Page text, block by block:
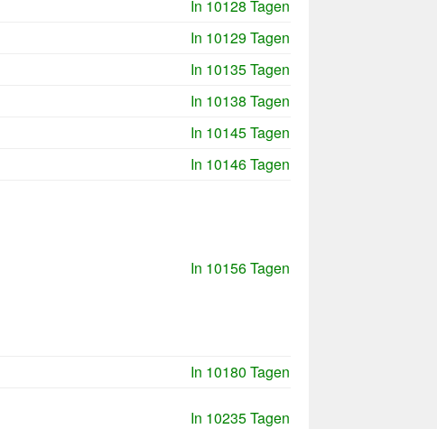
In 10128 Tagen
In 10129 Tagen
In 10135 Tagen
In 10138 Tagen
In 10145 Tagen
In 10146 Tagen
In 10156 Tagen
In 10180 Tagen
In 10235 Tagen